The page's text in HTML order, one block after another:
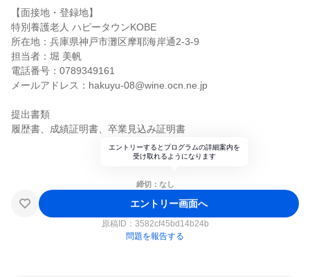
【面接地・登録地】
特別養護老人 ハピータウンKOBE
所在地：兵庫県神戸市灘区摩耶海岸通2-3-9
担当者：堀 美帆
電話番号：0789349161
メールアドレス：hakuyu-08@wine.ocn.ne.jp
提出書類
履歴書、成績証明書、卒業見込み証明書
エントリーするとプログラムの詳細案内を
受け取れるようになります
締切：なし
エントリー画面へ
原稿ID： 3582cf45bd14b24b
問題を報告する